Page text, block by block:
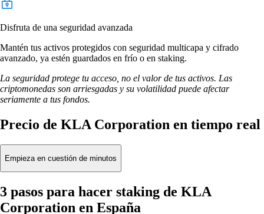
Disfruta de una seguridad avanzada
Mantén tus activos protegidos con seguridad multicapa y cifrado
avanzado, ya estén guardados en frío o en staking.
La seguridad protege tu acceso, no el valor de tus activos. Las
criptomonedas son arriesgadas y su volatilidad puede afectar
seriamente a tus fondos.
Precio de KLA Corporation en tiempo real
Empieza en cuestión de minutos
3 pasos para hacer staking de KLA
Corporation en España